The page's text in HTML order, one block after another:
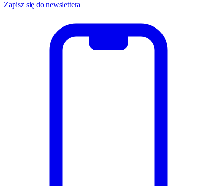
Zapisz się do newslettera